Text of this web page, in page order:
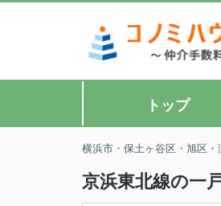
トップ
横浜市・保土ヶ谷区・旭区
京浜東北線の一